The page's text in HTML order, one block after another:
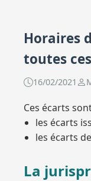
Horaires
toutes
16/02/2021
Ces écarts
les écarts
les écarts
La